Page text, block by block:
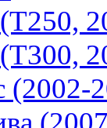
(2002-